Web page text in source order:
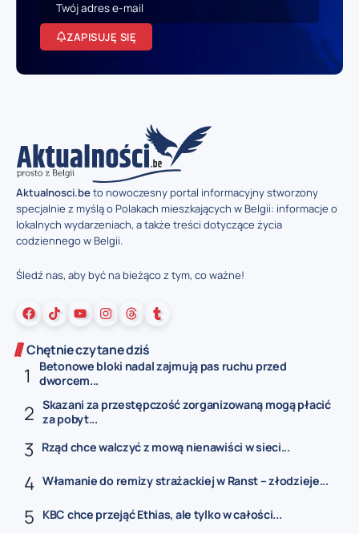
ZAPISUJĘ SIĘ
Aktualnosci.beto nowoczesny portal informacyjny stworzony
specjalnie z myślą o Polakach mieszkających w Belgii: informacje o
lokalnych wydarzeniach, a także treści dotyczące życia
codziennego w Belgii.
Śledź nas, aby być na bieżąco z tym, co ważne!
Chętnie czytane dziś
Betonowe bloki nadal zajmują pas ruchu przed
dworcem...
Skazani za przestępczość zorganizowaną mogą płacić
za pobyt...
Rząd chce walczyć z mową nienawiści w sieci...
Włamanie do remizy strażackiej w Ranst – złodzieje...
KBC chce przejąć Ethias, ale tylko w całości...